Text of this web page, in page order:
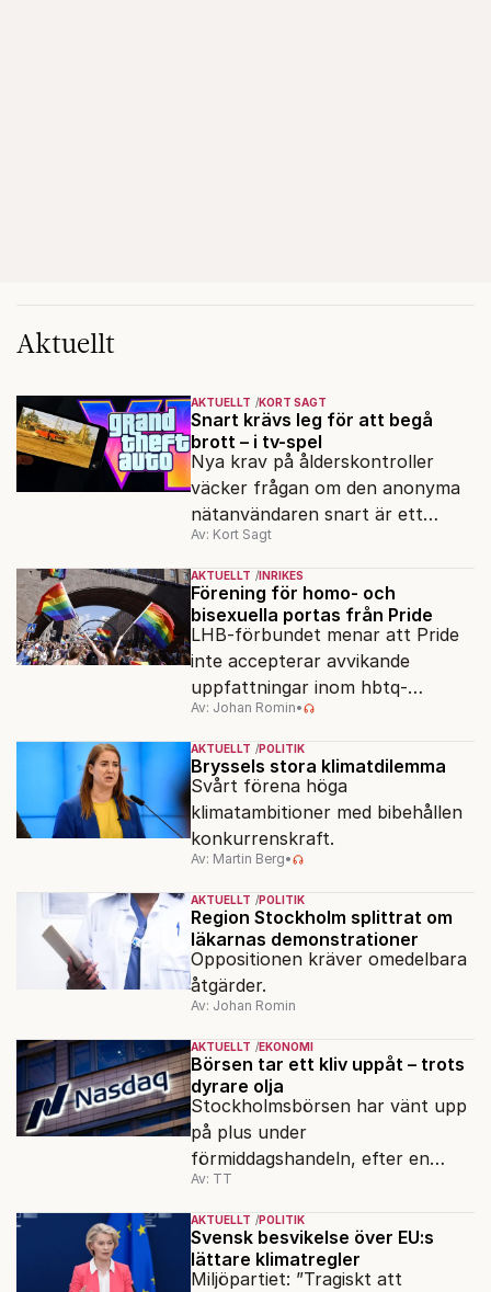
Aktuellt
AKTUELLT KORT SAGT
Snart krävs leg för att begå
brott – i tv-spel
Nya krav på ålderskontroller
väcker frågan om den anonyma
nätanvändaren snart är ett
minne blott.
Av: Kort Sagt
AKTUELLT INRIKES
Förening för homo- och
bisexuella portas från Pride
LHB-förbundet menar att Pride
inte accepterar avvikande
uppfattningar inom hbtq-
rörelsen. "Vi har inga problem
med transpersoner", säger
ordföranden Linn Saarinen.
Av: Johan Romin•
AKTUELLT POLITIK
Bryssels stora klimatdilemma
Svårt förena höga
klimatambitioner med bibehållen
konkurrenskraft.
Av: Martin Berg•
AKTUELLT POLITIK
Region Stockholm splittrat om
läkarnas demonstrationer
Oppositionen kräver omedelbara
åtgärder.
Av: Johan Romin
AKTUELLT EKONOMI
Börsen tar ett kliv uppåt – trots
dyrare olja
Stockholmsbörsen har vänt upp
på plus under
förmiddagshandeln, efter en
inledning nedåt – trots ett högre
oljepris och AI-oro.
Av: TT
AKTUELLT POLITIK
Svensk besvikelse över EU:s
lättare klimatregler
Miljöpartiet: ”Tragiskt att